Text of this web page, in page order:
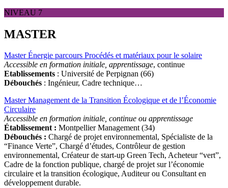
NIVEAU 7
MASTER
Master Énergie parcours Procédés et matériaux pour le solaire
Accessible en formation initiale, apprentissage, continue
Etablissements : Université de Perpignan (66)
Débouchés : Ingénieur, Cadre technique…
Master Management de la Transition Écologique et de l’Économie
Circulaire
Accessible en formation initiale, continue ou apprentissage
Établissement : Montpellier Management (34)
Débouchés : Chargé de projet environnemental, Spécialiste de la
“Finance Verte”, Chargé d’études, Contrôleur de gestion
environnemental, Créateur de start-up Green Tech, Acheteur “vert”,
Cadre de la fonction publique, chargé de projet sur l’économie
circulaire et la transition écologique, Auditeur ou Consultant en
développement durable.